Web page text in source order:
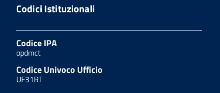
Codici Istituzionali
Codice IPA
opdmct
Codice Univoco Ufficio
UF31RT